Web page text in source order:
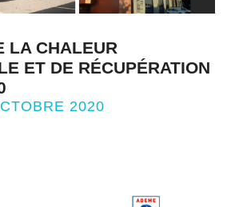
LA CHALEUR
ET DE RÉCUPÉRATION
2020